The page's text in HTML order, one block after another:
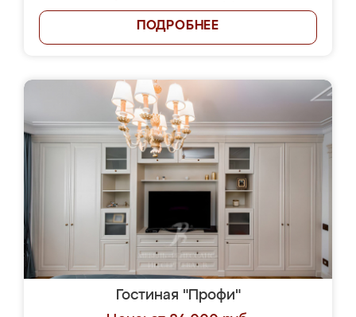
ПОДРОБНЕЕ
Гостиная "Профи"